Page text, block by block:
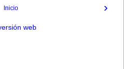
›
Inicio
web